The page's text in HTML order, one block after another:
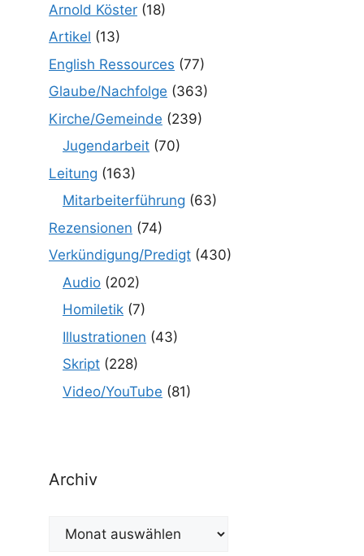
Arnold Köster (18)
Artikel (13)
English Ressources (77)
Glaube/Nachfolge (363)
Kirche/Gemeinde (239)
Jugendarbeit (70)
Leitung (163)
Mitarbeiterführung (63)
Rezensionen (74)
Verkündigung/Predigt (430)
Audio (202)
Homiletik (7)
Illustrationen (43)
Skript (228)
Video/YouTube (81)
Archiv
Archiv